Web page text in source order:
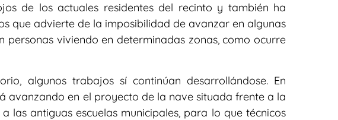
de los actuales residentes del recinto y también ha
que advierte de la imposibilidad de avanzar en algunas
personas viviendo en determinadas zonas, como ocurre
algunos trabajos sí continúan desarrollándose. En
avanzando en el proyecto de la nave situada frente a la
las antiguas escuelas municipales, para lo que técnicos